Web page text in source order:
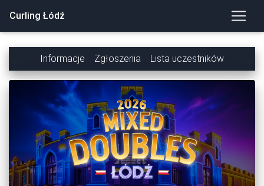
Curling Łódź
Informacje Zgłoszenia Lista uczestników